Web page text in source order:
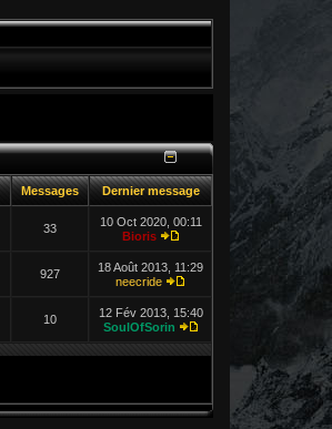
Messages Dernier message
33
10 Oct 2020, 00:11
Bioris
927
18 Août 2013, 11:29
neecride
10
12 Fév 2013, 15:40
SoulOfSorin